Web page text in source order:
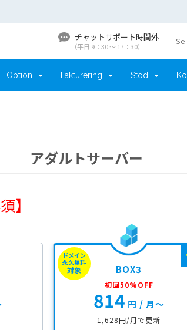
チャットサポート時間外
（平日 9：30 〜 17：30）
Option Fakturering Stöd
アダルトサーバー
】
ドメイン
永久無料
対象 BOX3
初回50%OFF
814 円 / 月〜
1,628円/月で更新